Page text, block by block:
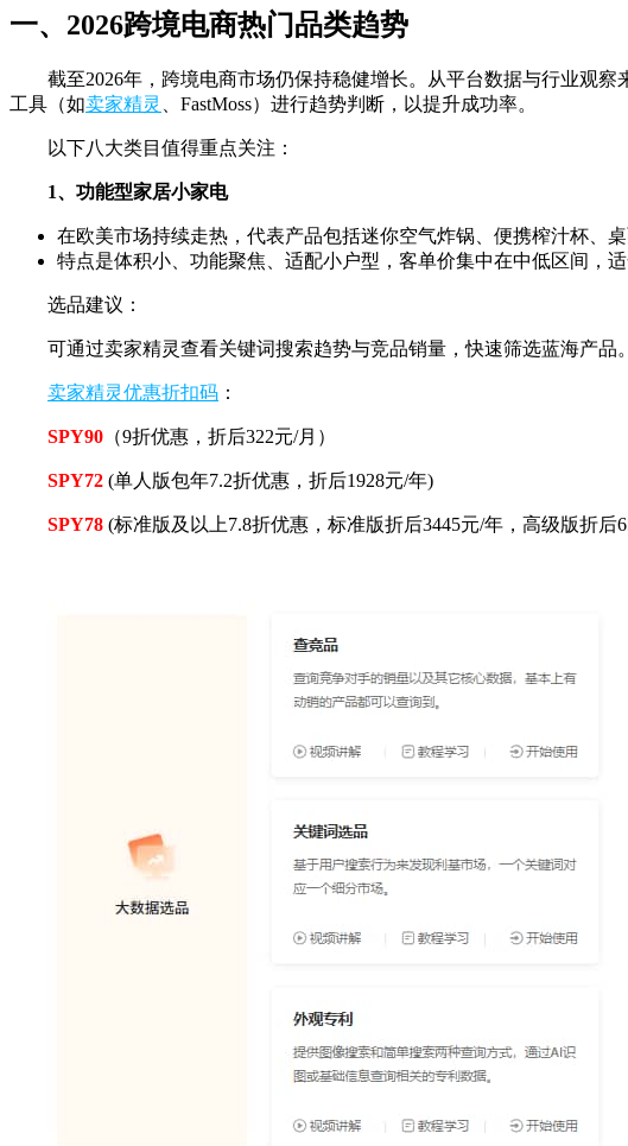
一、2026跨境电商热门品类趋势
截至2026年，跨境电商市场仍保持稳健增长。从平台数据与行业观
工具（如卖家精灵 、FastMoss）进行趋势判断，以提升成功率。
以下八大类目值得重点关注：
1、功能型家居小家电
在欧美市场持续走热，代表产品包括迷你空气炸锅、便携榨汁杯、桌
特点是体积小、功能聚焦、适配小户型，客单价集中在中低区间，
选品建议：
可通过卖家精灵查看关键词搜索趋势与竞品销量，快速筛选蓝海产品。
卖家精灵优惠折扣码 ：
SPY90 （9折优惠，折后322元/月）
SPY72 (单人版包年7.2折优惠，折后1928元/年)
SPY78 (标准版及以上7.8折优惠，标准版折后3445元/年，高级版折后